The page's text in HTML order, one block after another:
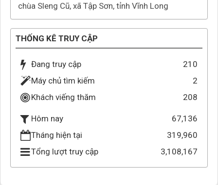
chùa Sleng Cũ, xã Tập Sơn, tỉnh Vĩnh Long
THỐNG KÊ TRUY CẬP
Đang truy cập
210
Máy chủ tìm kiếm
2
Khách viếng thăm
208
Hôm nay
67,136
Tháng hiện tại
319,960
Tổng lượt truy cập
3,108,167